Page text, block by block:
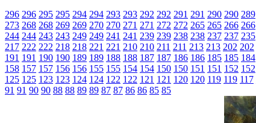
296 296 295 295 294 294 293 293 292 292 291 291 290 290 289
273 268 268 269 269 270 270 271 271 272 272 265 265 266 266
244 244 243 243 249 249 241 241 239 239 238 238 237 237 235
217 222 222 218 218 221 221 210 210 211 211 213 213 202 202
191 191 190 190 189 189 188 188 187 187 186 186 185 185 184
158 157 157 156 156 155 155 154 154 150 150 151 151 152 152
125 125 123 123 124 124 122 122 121 121 120 120 119 119 117
91 91 90 90 88 88 89 89 87 87 86 86 85 85